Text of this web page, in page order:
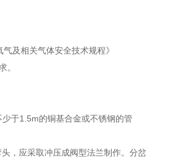
及相关气体安全技术规程》
。
于1.5m的铜基合金或不锈钢的管
，应采取冲压成阀型法兰制作。分岔